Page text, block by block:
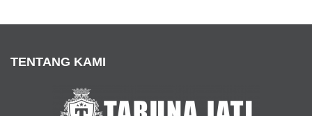
TENTANG KAMI